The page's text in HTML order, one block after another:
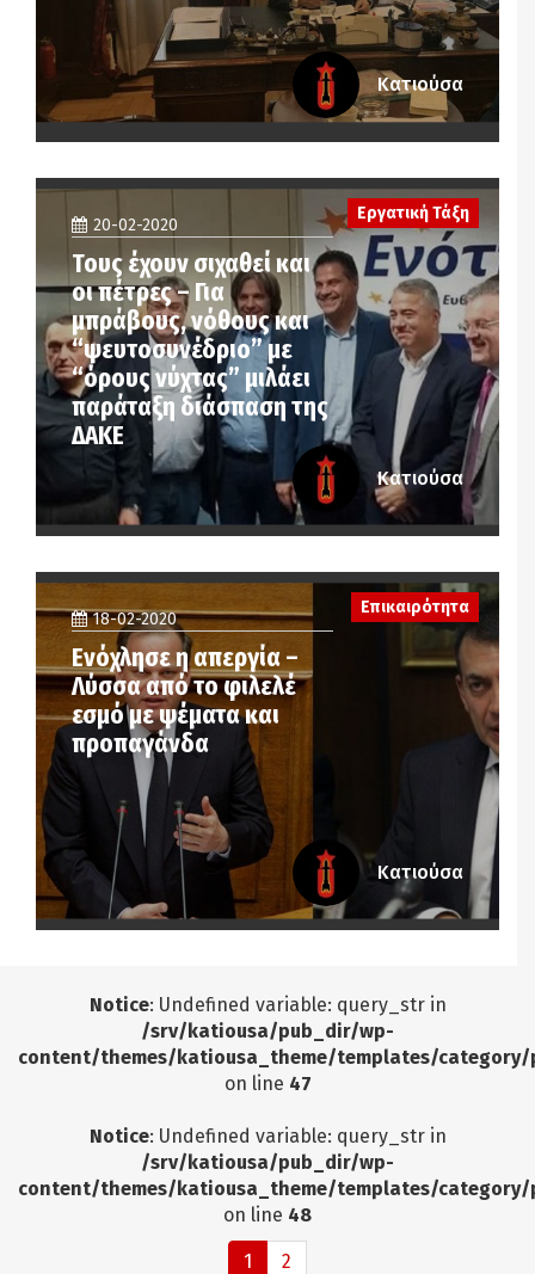
Κατιούσα
20-02-2020
Τους έχουν σιχαθεί και
οι πέτρες – Για
μπράβους, νόθους και
“ψευτοσυνέδριο” με
“όρους νύχτας” μιλάει
παράταξη διάσπαση της
ΔΑΚΕ
Εργατική Τάξη
Κατιούσα
18-02-2020
Ενόχλησε η απεργία –
Λύσσα από το φιλελέ
εσμό με ψέματα και
προπαγάνδα
Επικαιρότητα
Κατιούσα
Notice: Undefined variable: query_str in
/srv/katiousa/pub_dir/wp-
content/themes/katiousa_theme/templates/
on line 47
Notice: Undefined variable: query_str in
/srv/katiousa/pub_dir/wp-
content/themes/katiousa_theme/templates/
on line 48
1 2